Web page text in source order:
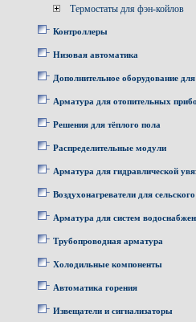
Термостаты для фэн-койлов
Контроллеры
Низовая автоматика
Дополнительное оборудование
Арматура для отопительных
Решения для тёплого пола
Распределительные модули
Арматура для гидравлической
Воздухонагреватели для
Арматура для систем
Трубопроводная арматура
Холодильные компоненты
Автоматика горения
Извещатели и сигнализаторы